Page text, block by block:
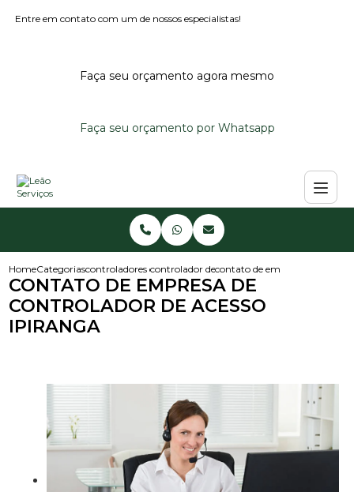
Entre em contato com um de nossos especialistas!
Faça seu orçamento agora mesmo
Faça seu orçamento por Whatsapp
HomeCategoriascontroladores de acessocontrolador de acesso para condominio
contato de empresa de
CONTATO DE EMPRESA DE
CONTROLADOR DE ACESSO
IPIRANGA